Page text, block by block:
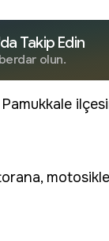
Takip Edin
olun.